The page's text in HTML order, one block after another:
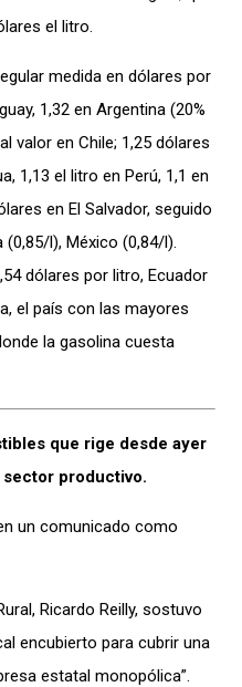
el litro.
medida en dólares por
1,32 en Argentina (20%
valor en Chile; 1,25 dólares
1,13 el litro en Perú, 1,1 en
en El Salvador, seguido
(0,85/l), México (0,84/l).
dólares por litro, Ecuador
el país con las mayores
la gasolina cuesta
que rige desde ayer
productivo.
un comunicado como
Ricardo Reilly, sostuvo
encubierto para cubrir una
estatal monopólica”.